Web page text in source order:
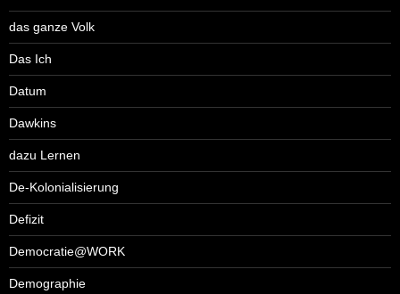
das ganze Volk
Das Ich
Datum
Dawkins
dazu Lernen
De-Kolonialisierung
Defizit
Democratie@WORK
Demographie